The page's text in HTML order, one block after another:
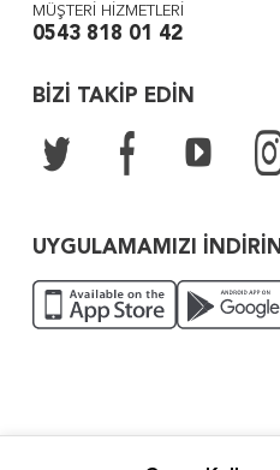
MÜŞTERİ HİZMETLERİ
0543 818 01 42
BİZİ TAKİP EDİN
UYGULAMAMIZI İNDİRİN